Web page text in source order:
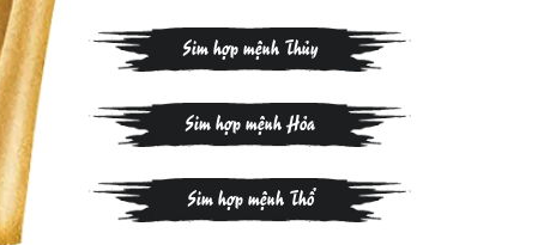
Sim hợp mệnh Thủy
Sim hợp mệnh Hỏa
Sim hợp mệnh Thổ